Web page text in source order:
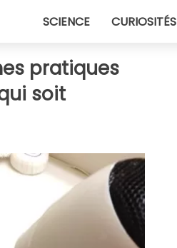
SCIENCE CURIOSITÉS
pratiques
soit